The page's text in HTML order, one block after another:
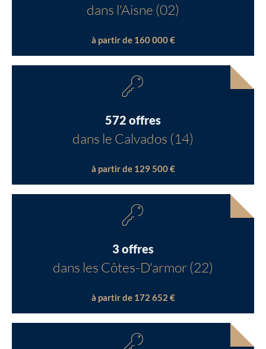
dans l'Aisne (02)
à partir de 160 000 €
572 offres
dans le Calvados (14)
à partir de 129 500 €
3 offres
dans les Côtes-D'armor (22)
à partir de 172 652 €